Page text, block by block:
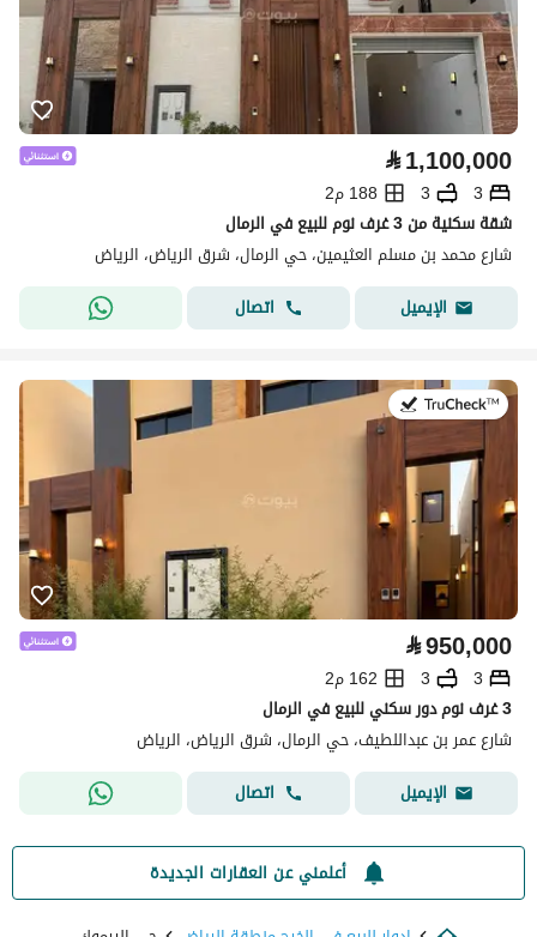
⃁1,100,000
3
3
188 م2
شقة سكنية من 3 غرف نوم للبيع في الرمال
شارع محمد بن مسلم العثيمين، حي الرمال، شرق الرياض، الرياض
الإيميل
اتصال
في:9 يوليو 2026
⃁950,000
3
3
162 م2
3 غرف نوم دور سكني للبيع في الرمال
شارع عمر بن عبداللطيف، حي الرمال، شرق الرياض، الرياض
الإيميل
اتصال
أعلمني عن العقارات الجديدة